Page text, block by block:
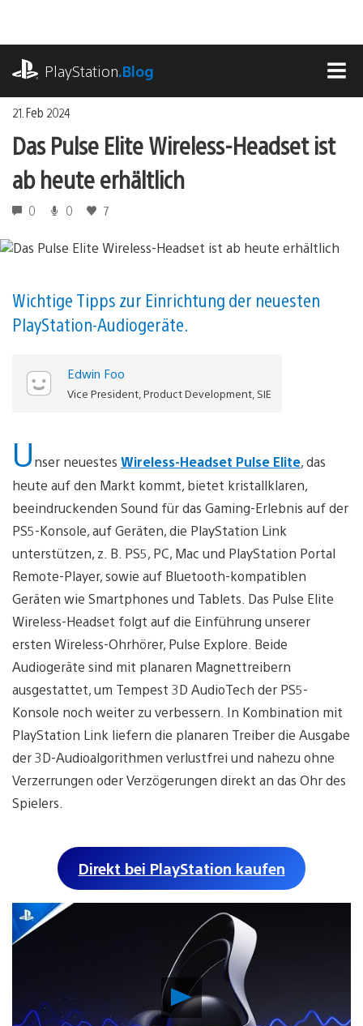
springen
PlayStation.Blog
21. Feb 2024
Das Pulse Elite Wireless-Headset ist
ab heute erhältlich
0 0 7
Wichtige Tipps zur Einrichtung der neuesten
PlayStation-Audiogeräte.
Edwin Foo
Vice President, Product Development, SIE
Unser neuestes Wireless-Headset Pulse Elite, das
heute auf den Markt kommt, bietet kristallklaren,
beeindruckenden Sound für das Gaming-Erlebnis auf der
PS5-Konsole, auf Geräten, die PlayStation Link
unterstützen, z. B. PS5, PC, Mac und PlayStation Portal
Remote-Player, sowie auf Bluetooth-kompatiblen
Geräten wie Smartphones und Tablets. Das Pulse Elite
Wireless-Headset folgt auf die Einführung unserer
ersten Wireless-Ohrhörer, Pulse Explore. Beide
Audiogeräte sind mit planaren Magnettreibern
ausgestattet, um Tempest 3D AudioTech der PS5-
Konsole noch weiter zu verbessern. In Kombination mit
PlayStation Link liefern die planaren Treiber die Ausgabe
der 3D-Audioalgorithmen verlustfrei und nahezu ohne
Verzerrungen oder Verzögerungen direkt an das Ohr des
Spielers.
Direkt bei PlayStation kaufen
Video
abspielen